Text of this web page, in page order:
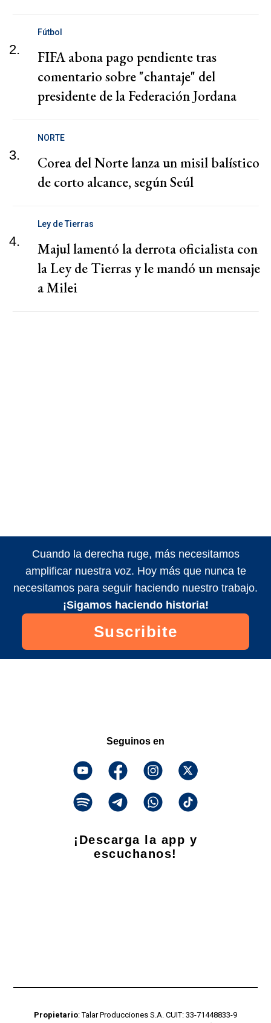
2.
Fútbol
FIFA abona pago pendiente tras
comentario sobre "chantaje" del
presidente de la Federación Jordana
3.
NORTE
Corea del Norte lanza un misil balístico
de corto alcance, según Seúl
4.
Ley de Tierras
Majul lamentó la derrota oficialista con
la Ley de Tierras y le mandó un mensaje
a Milei
Cuando la derecha ruge, más necesitamos
amplificar nuestra voz. Hoy más que nunca te
necesitamos para seguir haciendo nuestro trabajo.
¡Sigamos haciendo historia!
Suscribite
Seguinos en
¡Descarga la app y
escuchanos!
Propietario: Talar Producciones S.A. CUIT: 33-71448833-9